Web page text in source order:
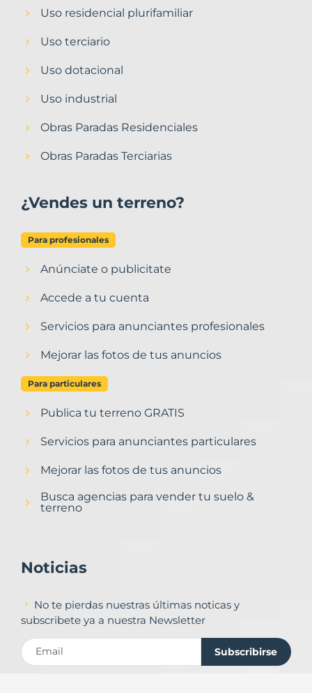
Uso residencial plurifamiliar
Uso terciario
Uso dotacional
Uso industrial
Obras Paradas Residenciales
Obras Paradas Terciarias
¿Vendes un terreno?
Para profesionales
Anúnciate o publicitate
Accede a tu cuenta
Servicios para anunciantes profesionales
Mejorar las fotos de tus anuncios
Para particulares
Publica tu terreno GRATIS
Servicios para anunciantes particulares
Mejorar las fotos de tus anuncios
Busca agencias para vender tu suelo &
terreno
Noticias
No te pierdas nuestras últimas noticas y
subscribete ya a nuestra Newsletter
Subscribirse